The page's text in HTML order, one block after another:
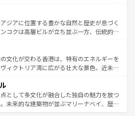
ながら、韓国の多彩な魅力を心ゆくまで味
わってみてほしい。 なお、新着の韓国情報はコンテンツ一
しい。
に伝統が息づく。ハノイの古い町並みやホ
ランス統治時代の建物も、独特の雰囲気を
。また、バラエティの豊かさとおいしさで
バインミー、ベトナムコーヒーなどは、ぜ
たい。どの地域を訪れてもあたたかい人々
てくれるので、きっと忘れられない旅にな
。
ジアに位置する豊かな自然と歴史が息づく
コクは高層ビルが立ち並ぶ一方、伝統的な
ている。北部ではチェンマイなどの山岳地
合い、南部ではプーケットやクラビの美し
ート気分を楽しむことができる。タイ料理
一年中温暖で、どの季節にも異なる楽しみ
親しみやすいタイの人々、仏教を中心とし
多様な観光資源が、訪れる旅人を魅了し続
文化が交わる香港は、特有のエネルギーを
ィクトリア湾に広がる壮大な景色、近未来
ても感動するはず。観光スポットが密集し
く見どころを回れるのも魅力。息をのむよ
化的な体験まで、香港を存分に楽しみ尽く
として多文化が融合した独自の魅力を放つ
未来的な建築物が並ぶマリーナベイ、歴史